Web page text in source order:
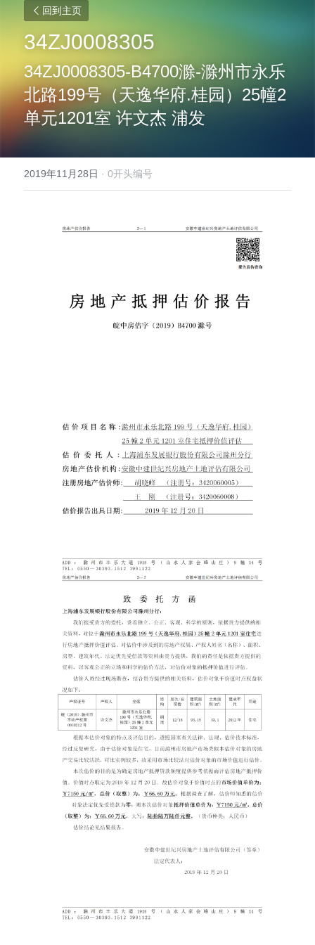
回到主页
34ZJ0008305
34ZJ0008305-B4700滁-滁州市永乐
北路199号（天逸华府.桂园）25幢2
单元1201室 许文杰 浦发
2019年11月28日 · 0开头编号